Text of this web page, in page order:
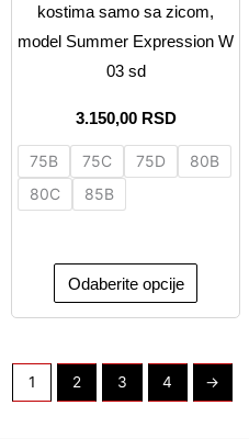
kostima samo sa zicom,
model Summer Expression W
03 sd
3.150,00 RSD
75B 75C 75D
80B
80C
85B
Odaberite opcije
izabrane
1 2 3 4 →